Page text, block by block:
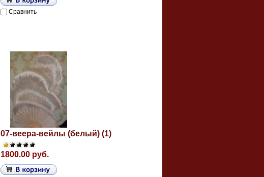
Сравнить
07-веера-вейлы (белый) (1)
1800.00 руб.